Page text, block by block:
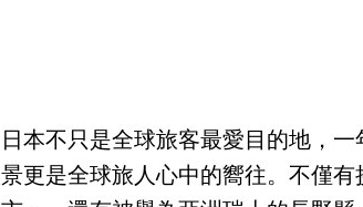
日本不只是全球旅客最愛目的地，
景更是全球旅人心中的嚮往。不僅